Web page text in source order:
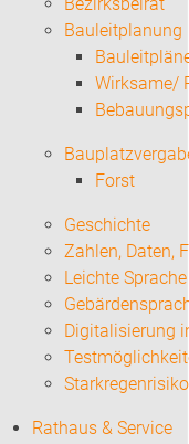
Bezirksbeirat
Bauleitplanung
Wirksame/
Forst
Geschichte
Zahlen, Daten,
Leichte Sprache
Digitalisierung
Rathaus & Service